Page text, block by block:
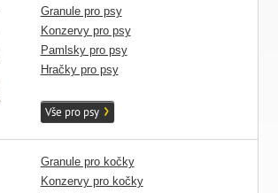
Granule pro psy
Konzervy pro psy
Pamlsky pro psy
Hračky pro psy
Vše pro psy
Granule pro kočky
Konzervy pro kočky